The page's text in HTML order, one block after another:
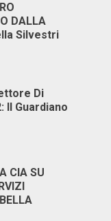
DALLA
Silvestri
Di
Il Guardiano
CIA SU